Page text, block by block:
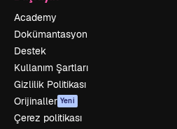
Academy
Dokümantasyon
Destek
Kullanım Şartları
Gizlilik Politikası
Orijinaller Yeni
Çerez politikası